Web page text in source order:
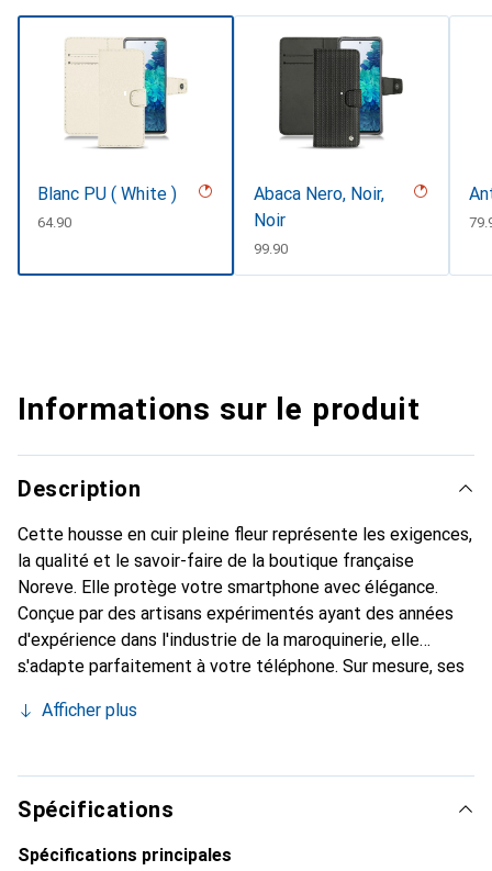
Blanc PU ( White )
CHF
64.90
Abaca Nero, Noir,
Noir
CHF
99.90
Informations sur le produit
Description
Cette housse en cuir pleine fleur représente les exigences,
la qualité et le savoir-faire de la boutique française
Noreve. Elle protège votre smartphone avec élégance.
Conçue par des artisans expérimentés ayant des années
d'expérience dans l'industrie de la maroquinerie, elle
s'adapte parfaitement à votre téléphone. Sur mesure, ses
peau. Elle devient l'accessoire chic et indispensable pour
ses produits de haute qualité, la marque Noreve est un
choix fiable pour une clientèle exigeante.
Afficher plus
Spécifications
Spécifications principales